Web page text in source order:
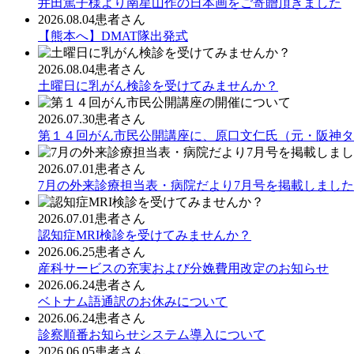
2026.08.04患者さん
【熊本へ】DMAT隊出発式
2026.08.04患者さん
土曜日に乳がん検診を受けてみませんか？
2026.07.30患者さん
第１４回がん市民公開講座に、原口文仁氏（元・阪神
2026.07.01 患者さん
7月の外来診療担当表・病院だより7月号を掲載しました
2026.07.01 患者さん
認知症MRI検診を受けてみませんか？
2026.06.25患者さん
産科サービスの充実および分娩費用改定のお知らせ
2026.06.24患者さん
ベトナム語通訳のお休みについて
2026.06.24患者さん
診察順番お知らせシステム導入について
2026.06.05患者さん